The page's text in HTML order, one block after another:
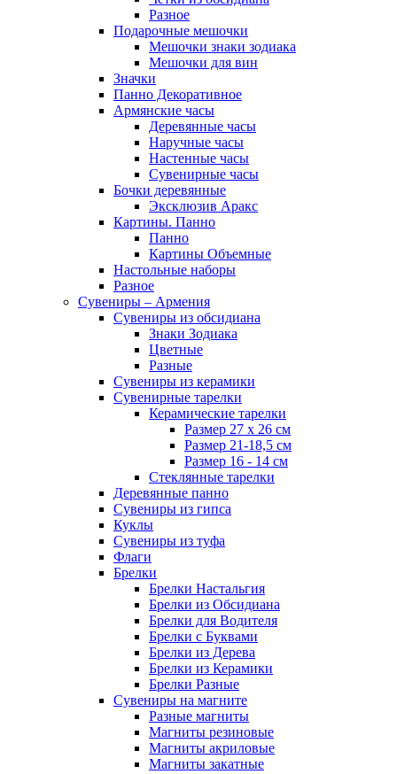
Разное
Подарочные мешочки
Мешочки знаки зодиака
Мешочки для вин
Значки
Панно Декоративное
Армянские часы
Деревянные часы
Наручные часы
Настенные часы
Сувенирные часы
Бочки деревянные
Эксклюзив Аракс
Картины. Панно
Панно
Картины Объемные
Настольные наборы
Разное
Сувениры – Армения
Сувениры из обсидиана
Знаки Зодиака
Цветные
Разные
Сувениры из керамики
Сувенирные тарелки
Керамические тарелки
Размер 27 х 26 см
Размер 21-18,5 см
Размер 16 - 14 см
Стеклянные тарелки
Деревянные панно
Сувениры из гипса
Куклы
Сувениры из туфа
Флаги
Брелки
Брелки Настальгия
Брелки из Обсидиана
Брелки для Водителя
Брелки с Буквами
Брелки из Дерева
Брелки из Керамики
Брелки Разные
Сувениры на магните
Разные магниты
Магниты резиновые
Магниты акриловые
Магниты закатные